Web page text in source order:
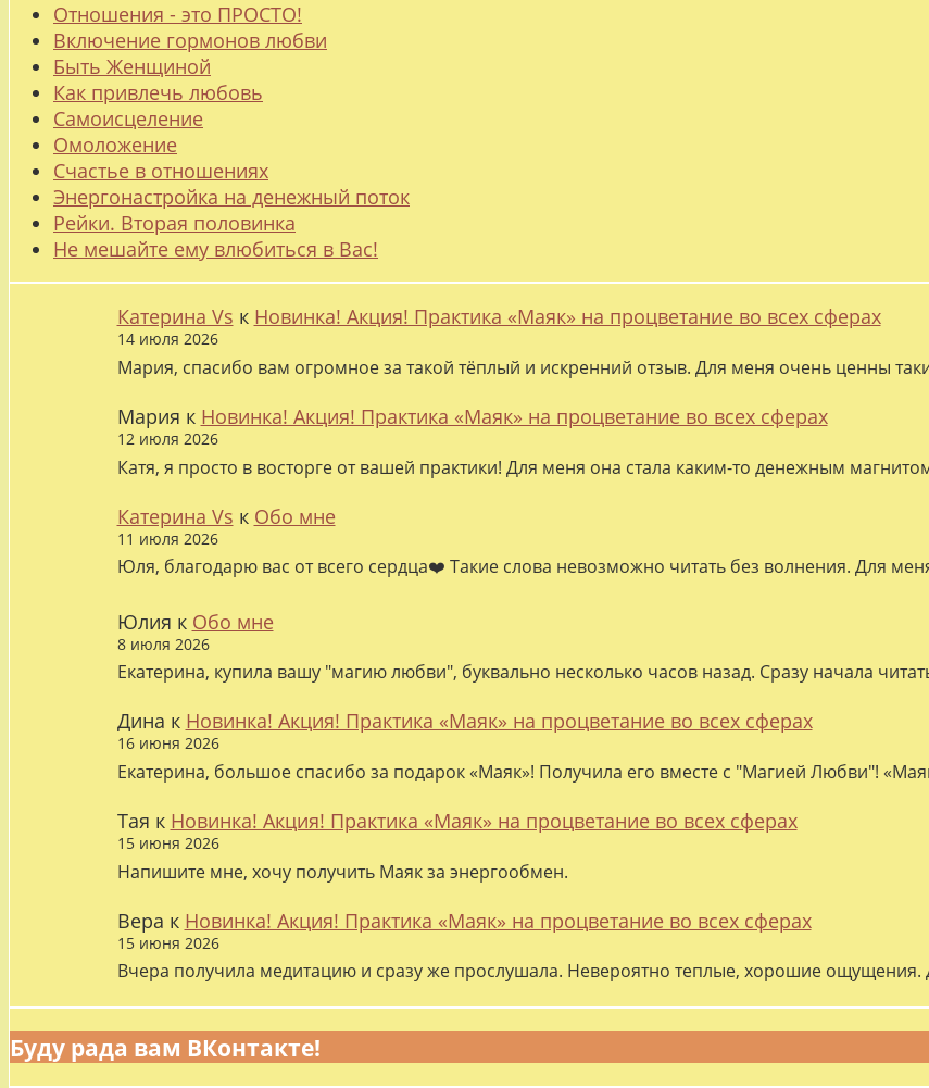
Отношения - это ПРОСТО!
Включение гормонов любви
Быть Женщиной
Как привлечь любовь
Самоисцеление
Омоложение
Счастье в отношениях
Энергонастройка на денежный поток
Рейки. Вторая половинка
Не мешайте ему влюбиться в Вас!
Катерина Vs к Новинка! Акция! Практика «Маяк» на процветание во всех сферах
14 июля 2026
Мария, спасибо вам огромное за такой тёплый и искренний отзыв. Для меня очень ценны
Мария к Новинка! Акция! Практика «Маяк» на процветание во всех сферах
12 июля 2026
Катя, я просто в восторге от вашей практики! Для меня она стала каким-то денежным
Катерина Vs к Обо мне
11 июля 2026
Юля, благодарю вас от всего сердца❤️ Такие слова невозможно читать без волнения. Для
Юлия к Обо мне
8 июля 2026
Екатерина, купила вашу "магию любви", буквально несколько часов назад. Сразу начала
Дина к Новинка! Акция! Практика «Маяк» на процветание во всех сферах
16 июня 2026
Екатерина, большое спасибо за подарок «Маяк»! Получила его вместе с "Магией Любви"!
Тая к Новинка! Акция! Практика «Маяк» на процветание во всех сферах
15 июня 2026
Напишите мне, хочу получить Маяк за энергообмен.
Вера к Новинка! Акция! Практика «Маяк» на процветание во всех сферах
15 июня 2026
Вчера получила медитацию и сразу же прослушала. Невероятно теплые, хорошие
Буду рада вам ВКонтакте!